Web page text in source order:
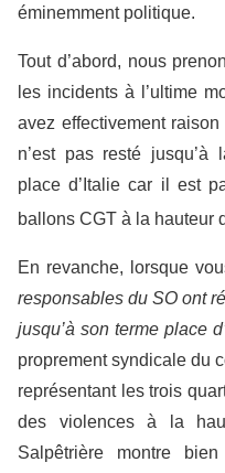
éminemment politique.
Tout d’abord, nous
les incidents à l’ultime
avez effectivement
n’est pas resté
place d’Italie car il est
ballons CGT à la hauteur
En revanche, lorsque
responsables du SO ont
jusqu’à son terme place
proprement syndicale du
représentant les trois
des violences à la
Salpêtrière montre